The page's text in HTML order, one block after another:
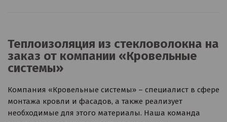
Теплоизоляция из стекловолокна на
заказ от компании «Кровельные
системы»
Компания «Кровельные системы» – специалист в сфере
монтажа кровли и фасадов, а также реализует
необходимые для этого материалы. Наша команда